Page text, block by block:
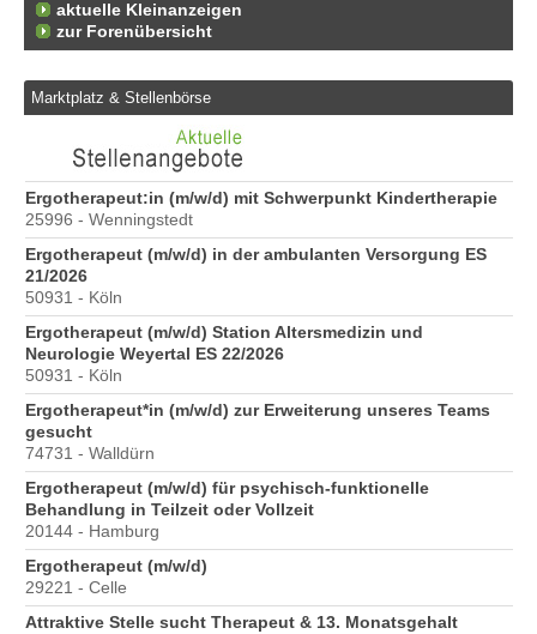
aktuelle Kleinanzeigen
zur Forenübersicht
Marktplatz & Stellenbörse
Ergotherapeut:in (m/w/d) mit Schwerpunkt Kindertherapie
25996 - Wenningstedt
Ergotherapeut (m/w/d) in der ambulanten Versorgung ES
21/2026
50931 - Köln
Ergotherapeut (m/w/d) Station Altersmedizin und
Neurologie Weyertal ES 22/2026
50931 - Köln
Ergotherapeut*in (m/w/d) zur Erweiterung unseres Teams
gesucht
74731 - Walldürn
Ergotherapeut (m/w/d) für psychisch-funktionelle
Behandlung in Teilzeit oder Vollzeit
20144 - Hamburg
Ergotherapeut (m/w/d)
29221 - Celle
Attraktive Stelle sucht Therapeut & 13. Monatsgehalt